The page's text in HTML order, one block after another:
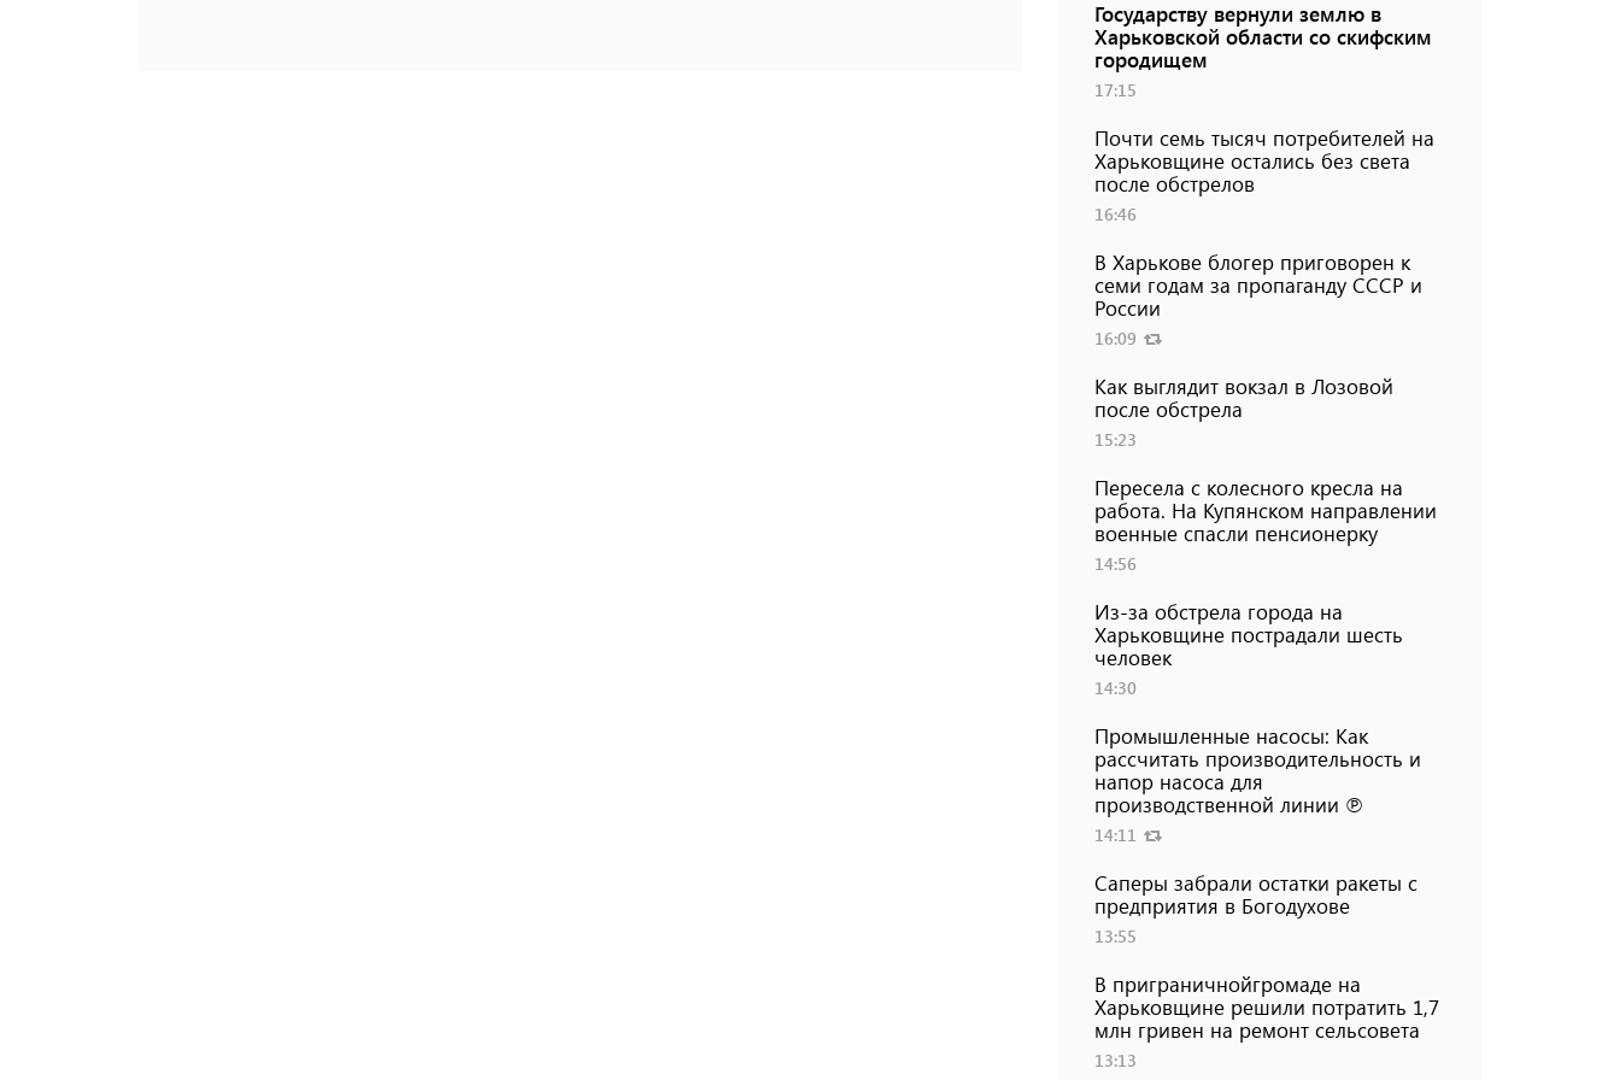
Государству вернули землю в
Харьковской области со скифским
городищем
17:15
Почти семь тысяч потребителей на
Харьковщине остались без света
после обстрелов
16:46
В Харькове блогер приговорен к
семи годам за пропаганду СССР и
России
16:09
Как выглядит вокзал в Лозовой
после обстрела
15:23
Пересела с колесного кресла на
работа. На Купянском направлении
военные спасли пенсионерку
14:56
Из-за обстрела города на
Харьковщине пострадали шесть
человек
14:30
Промышленные насосы: Как
рассчитать производительность и
напор насоса для
производственной линии ℗
14:11
Саперы забрали остатки ракеты с
предприятия в Богодухове
13:55
В приграничнойгромаде на
Харьковщине решили потратить 1,7
млн ​​гривен на ремонт сельсовета
13:13